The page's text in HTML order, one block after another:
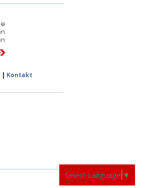
| Kontakt
Select Language ▼